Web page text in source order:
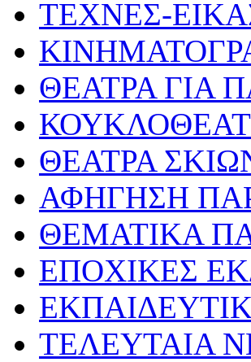
ΤΕΧΝΕΣ-
ΘΕΑΤΡΑ ΓΙΑ
ΘΕΑΤΡΑ
ΑΦΗΓΗΣΗ
ΘΕΜΑΤΙΚΑ
ΕΠΟΧΙΚΕΣ
ΤΕΛΕΥΤΑΙΑ